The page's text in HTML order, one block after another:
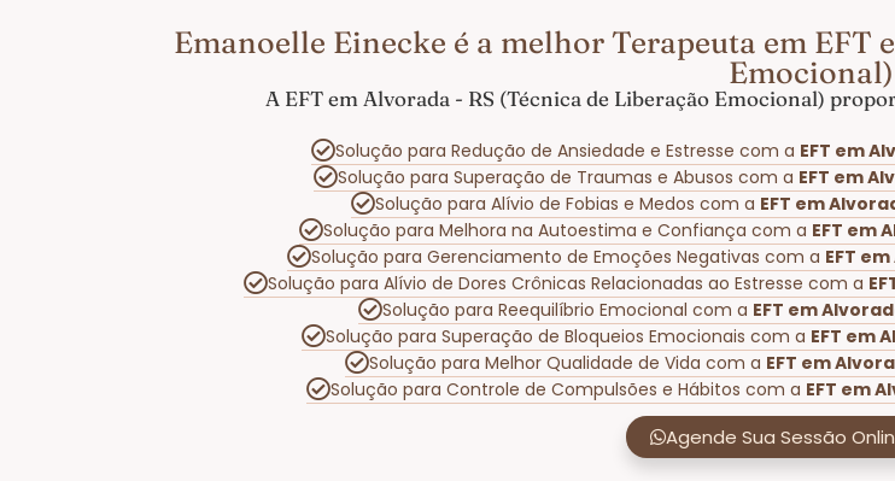
Emanoelle Einecke é a melhor Terapeuta em EFT
Emocional)
A EFT em Alvorada - RS (Técnica de Liberação Emocional)
Solução para Redução de Ansiedade e Estresse com a EFT em
Solução para Superação de Traumas e Abusos com a EFT em
Solução para Alívio de Fobias e Medos com a EFT em
Solução para Melhora na Autoestima e Confiança com a EFT em
Solução para Gerenciamento de Emoções Negativas com a EFT
Solução para Alívio de Dores Crônicas Relacionadas ao Estresse com a
Solução para Reequilíbrio Emocional com a EFT em
Solução para Superação de Bloqueios Emocionais com a EFT em
Solução para Melhor Qualidade de Vida com a EFT em
Solução para Controle de Compulsões e Hábitos com a EFT em
Agende Sua Sessão